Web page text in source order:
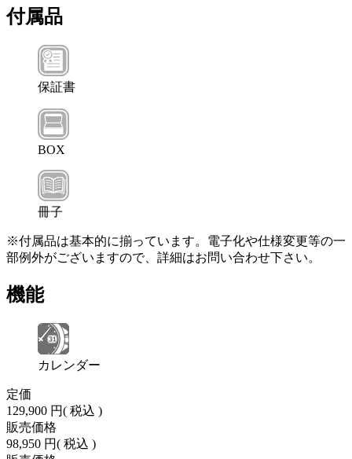
付属品
保証書
BOX
冊子
※付属品は基本的に揃っています。電子化や仕様変更等の一
部例外がございますので、詳細はお問い合わせ下さい。
機能
カレンダー
定価
129,900 円( 税込 )
販売価格
98,950 円( 税込 )